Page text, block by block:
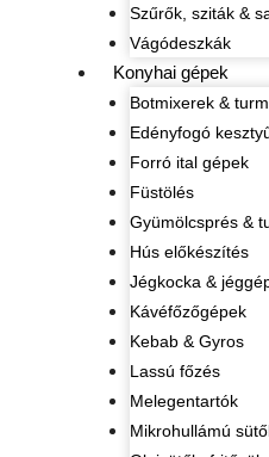
Szűrők, sziták &
Vágódeszkák
Konyhai gépek
Botmixerek &
Edényfogó
Forró ital gépek
Füstölés
Gyümölcsprés &
Hús előkészítés
Jégkocka &
Kávéfőzőgépek
Kebab & Gyros
Lassú főzés
Melegentartók
Mikrohullámú